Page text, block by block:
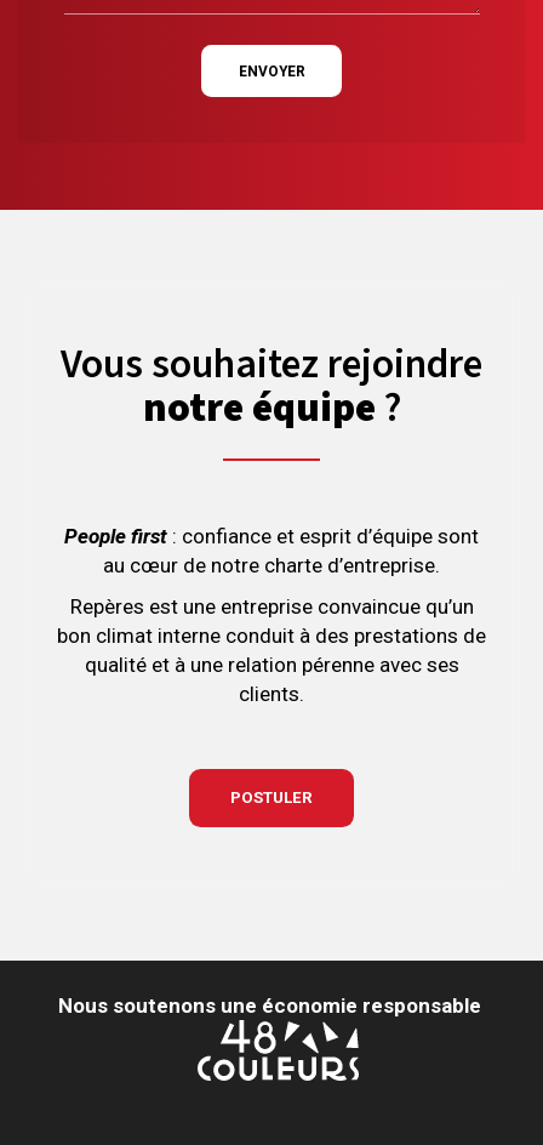
ENVOYER
Vous souhaitez rejoindre
notre équipe ?
People first : confiance et esprit d’équipe sont
au cœur de notre charte d’entreprise.
Repères est une entreprise convaincue qu’un
bon climat interne conduit à des prestations de
qualité et à une relation pérenne avec ses
clients.
POSTULER
Nous soutenons une économie responsable